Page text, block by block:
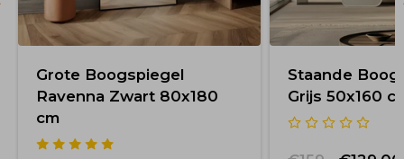
Grote Boogspiegel
Ravenna Zwart 80x180
cm
Staande
Grijs 50x160